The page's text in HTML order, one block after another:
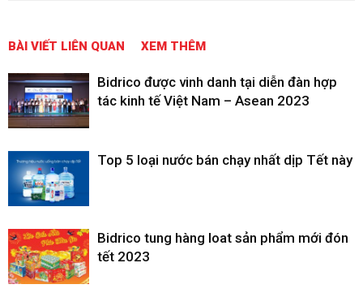
BÀI VIẾT LIÊN QUAN XEM THÊM
Bidrico được vinh danh tại diễn đàn hợp
tác kinh tế Việt Nam – Asean 2023
Top 5 loại nước bán chạy nhất dịp Tết này
Bidrico tung hàng loat sản phẩm mới đón
tết 2023